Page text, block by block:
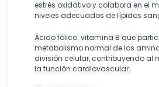
estrés oxidativo y colabora en el
niveles adecuados de lípidos
Ácido fólico: vitamina B que
metabolismo normal de los
división celular, contribuyendo al
la función cardiovascular.